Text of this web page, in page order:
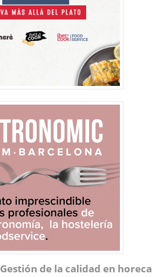
Gestión de la calidad en horeca